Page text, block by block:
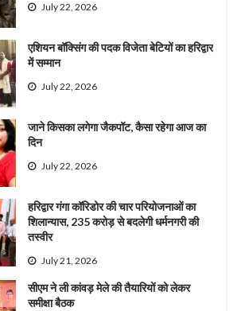
July 22, 2026
एशियन बॉक्सिंग की पदक विजेता बेटियों का हरिद्वार
में सम्मान
July 22, 2026
जाने किसका लगेगा जैकपॉट, कैसा रहेगा आज का
दिन
July 22, 2026
हरिद्वार गंगा कॉरिडोर की चार परियोजनाओं का
शिलान्यास, 235 करोड़ से बदलेगी धर्मनगरी की
तस्वीर
July 21, 2026
सीएम ने ली कांवड़ मेले की तैयारियों को लेकर
समीक्षा बैठक